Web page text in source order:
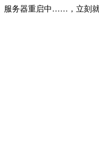
服务器重启中……，立刻就